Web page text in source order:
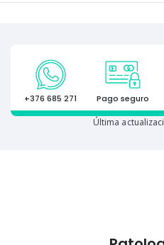
+376 685 271 Pago seguro
Última